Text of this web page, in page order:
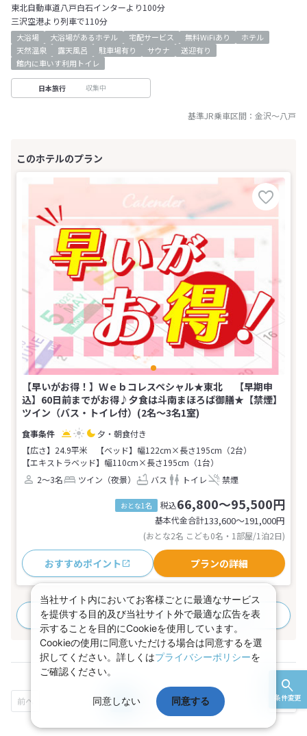
条件変更
東北自動車道八戸白石インターより100分
三沢空港より列車で110分
大浴場 大浴場があるホテル 宅配サービス 無料WiFiあり
ホテル
天然温泉
露天風呂 駐車場有り サウナ
送迎有り
館内に車いす利用トイレ
日本旅行 収集中
基準JR乗車区間： 金沢～八戸
【早いがお得！】Ｗｅｂコレスペシャル★東北 【早期申
込】60日前までがお得♪夕食は斗南まほろば御膳★【禁煙】
ツイン（バス・トイレ付）(2名～3名1室)
夕・朝食付き
【広さ】24.9平米
【ベッド】幅122cm×長さ195cm（2台）
【エキストラベッド】幅110cm×長さ195cm（1台）
2～3名
ツイン（夜景） バス トイレ 禁煙
おとな1名 税込66,800～95,500円
基本代金合計133,600〜191,000円
(おとな2名 こども0名・1部屋/1泊2日)
おすすめポイント プランの詳細
すべてのプランを見る(20プラン、1部屋タイプ)
1 ...
当社サイト内においてお客様ごとに最適なサービス
を提供する目的及び当社サイト外で最適な広告を表
示することを目的にCookieを使用しています。
Cookieの使用に同意いただける場合は同意するを選
択してください。詳しくはプライバシーポリシーを
ご確認ください。
同意しない 同意する